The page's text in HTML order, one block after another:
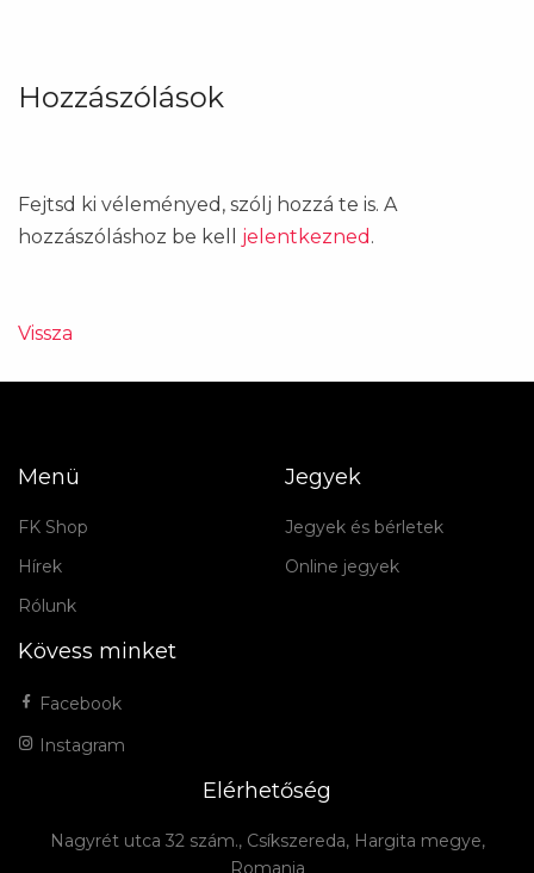
Hozzászólások
Fejtsd ki véleményed, szólj hozzá te is. A
hozzászóláshoz be kell jelentkezned .
Vissza
Menü
FK Shop
Hírek
Rólunk
Jegyek
Jegyek és bérletek
Online jegyek
Kövess minket
Facebook
Instagram
Elérhetőség
Nagyrét utca 32 szám., Csíkszereda, Hargita megye,
Romania